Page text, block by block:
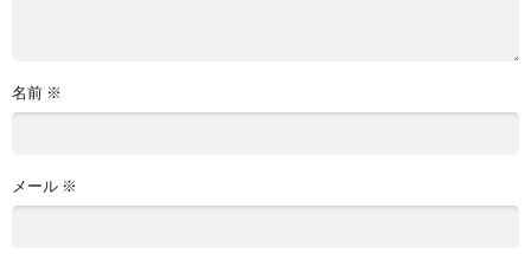
名前 ※
メール ※